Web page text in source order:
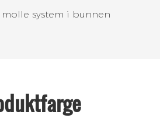
molle system i bunnen